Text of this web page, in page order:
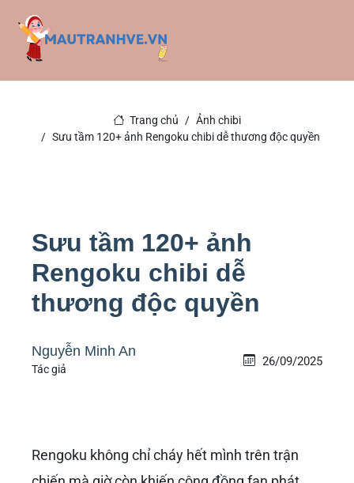
Trang chủ
Ảnh chibi
Sưu tầm 120+ ảnh Rengoku chibi dễ thương độc quyền
Sưu tầm 120+ ảnh
Rengoku chibi dễ
thương độc quyền
Nguyễn Minh An
Tác giả
26/09/2025
Rengoku không chỉ cháy hết mình trên trận